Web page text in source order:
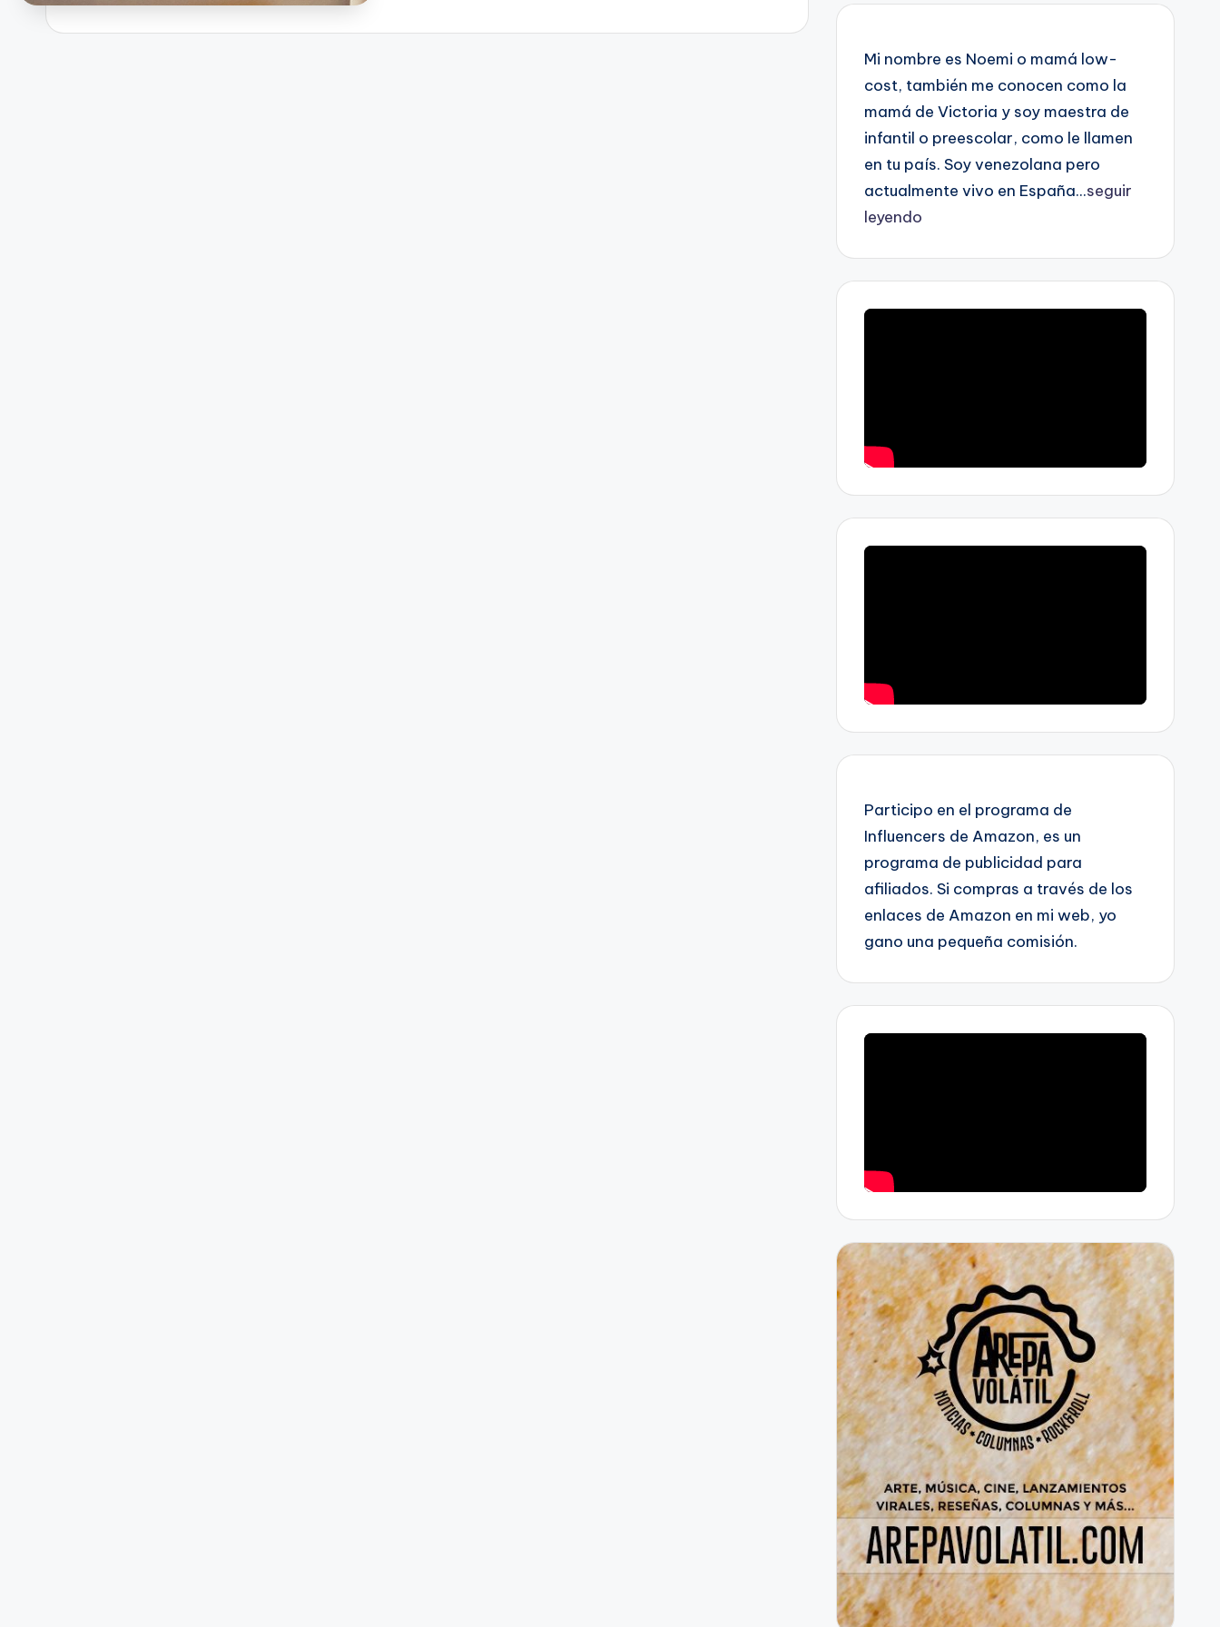
Mi nombre es Noemi o mamá low-
cost, también me conocen como la
mamá de Victoria y soy maestra de
infantil o preescolar, como le llamen
en tu país. Soy venezolana pero
actualmente vivo en España...seguir
leyendo
Participo en el programa de
Influencers de Amazon, es un
programa de publicidad para
afiliados. Si compras a través de los
enlaces de Amazon en mi web, yo
gano una pequeña comisión.